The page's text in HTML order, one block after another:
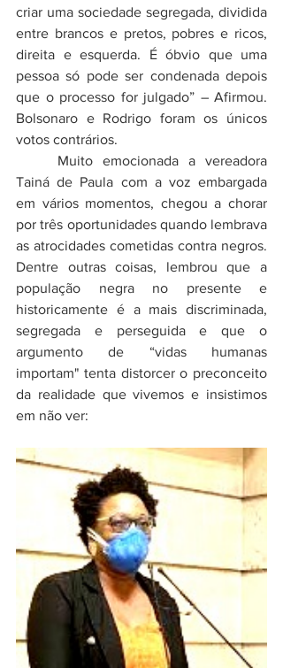
criar uma sociedade segregada, dividida
entre brancos e pretos, pobres e ricos,
direita e esquerda. É óbvio que uma
pessoa só pode ser condenada depois
que o processo for julgado” – Afirmou.
Bolsonaro e Rodrigo foram os únicos
votos contrários.
Tainá de Paula com a voz embargada
em vários momentos, chegou a chorar
por três oportunidades quando lembrava
as atrocidades cometidas contra negros.
Dentre outras coisas, lembrou
que a
população negra no presente e
historicamente é a mais discriminada,
segregada e perseguida e que o
argumento de “vidas humanas
importam" tenta distorcer o preconceito
da realidade que vivemos e insistimos
em não ver: